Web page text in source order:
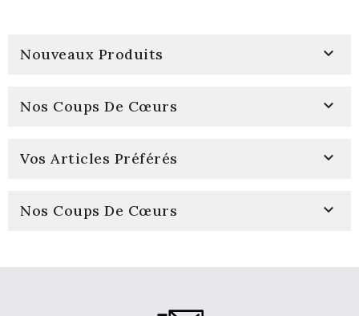
Nouveaux Produits 
Nos Coups De Cœurs 
Vos Articles Préférés 
Nos Coups De Cœurs 